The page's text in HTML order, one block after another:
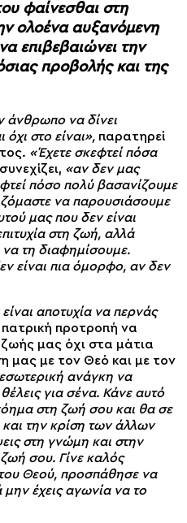
φαίνεσθαι στη
ολοένα αυξανόμενη
επιβεβαιώνει την
προβολής και της
άνθρωπο να δίνει
στο είναι», παρατηρεί
«Έχετε σκεφτεί πόσα
συνεχίζει, «αν δεν μας
πόσο πολύ βασανίζουμε
να παρουσιάσουμε
μας που δεν είναι
στη ζωή, αλλά
να τη διαφημίσουμε.
είναι πια όμορφο, αν δεν
αποτυχία να περνάς
πατρική προτροπή να
μας όχι στα μάτια
μας με τον Θεό και με τον
ανάγκη να
για σένα. Κάνε αυτό
στη ζωή σου και θα σε
την κρίση των άλλων
στη γνώμη και στην
σου. Γίνε καλός
Θεού, προσπάθησε να
μην έχεις αγωνία να το